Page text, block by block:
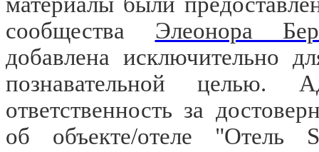
сообщества Элеонора
добавлена исключительно
познавательной целью.
ответственность за
об объекте/отеле